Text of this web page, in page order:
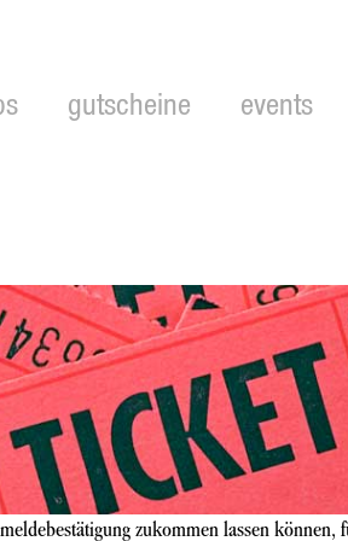
gutscheine events
zukommen lassen